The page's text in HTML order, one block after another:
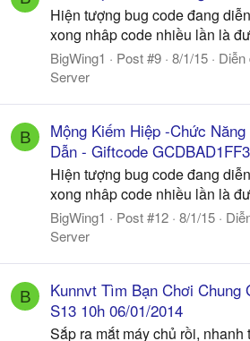
Hiện tượng bug code đang
xong nhâp code nhiều lần là
BigWing1 Post #9 8/1/15 Diễn
Server
B
Mộng Kiếm Hiệp -Chức
Dẫn - Giftcode
Hiện tượng bug code đang
xong nhâp code nhiều lần là
BigWing1 Post #12 8/1/15
Server
B
Kunnvt Tìm Bạn Chơi Chung
S13 10h 06/01/2014
Sắp ra mắt máy chủ rồi,